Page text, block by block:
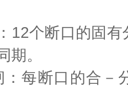
12个断口的固有
期。
：每断口的合－